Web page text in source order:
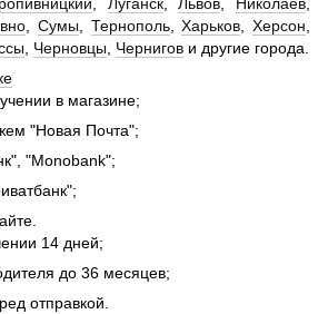
, Луганск,Львов, Николаев,
,Сумы, Тернополь,Харьков,Херсон,
, Черновцы, Чернигов и другие города.
в магазине;
"Новая Почта";
"Monobank";
14 дней;
до 36 месяцев;
отправкой.